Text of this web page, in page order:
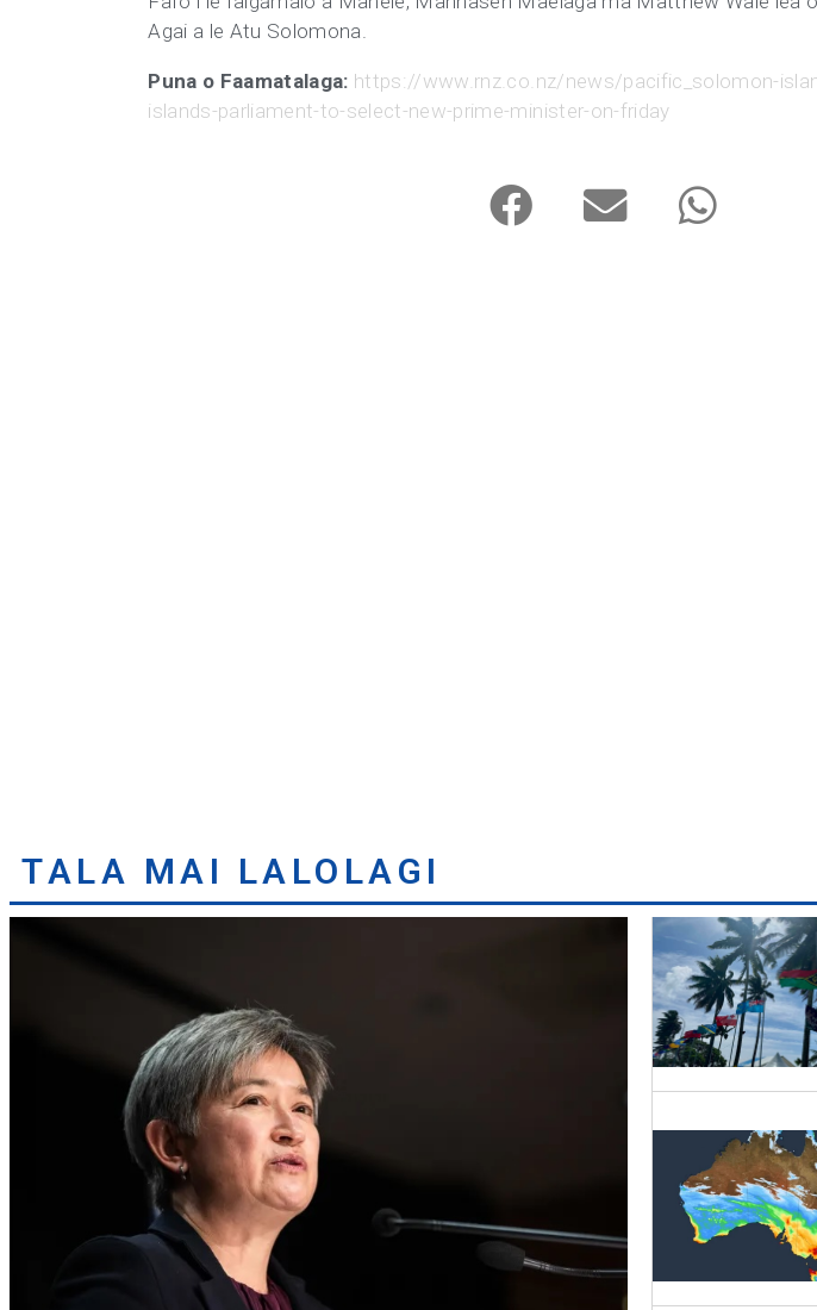
Agai a le Atu Solomona.
Puna o Faamatalaga: https://www.rnz.co.nz/news/pacific_solomon-
islands-parliament-to-select-new-prime-minister-on-friday
TALA MAI LALOLAGI